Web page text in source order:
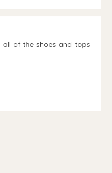
all of the shoes and tops